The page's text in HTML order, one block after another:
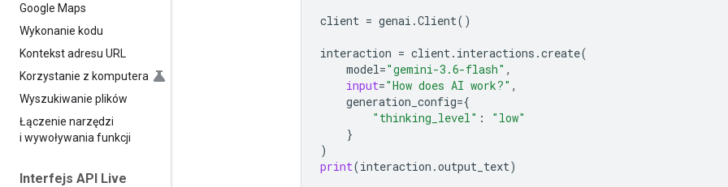
Google Maps
Wykonanie kodu
Kontekst adresu URL
Korzystanie z komputera
Wyszukiwanie plików
Łączenie narzędzi
i wywoływania funkcji
Interfejs API Live
client = genai .Client()
interaction = client. interactions .create(
model="gemini-3.6-flash" ,
input="How does AI work?" ,
generation_config={
"thinking_level" :
"low"
}
)
print(interaction .output_text)